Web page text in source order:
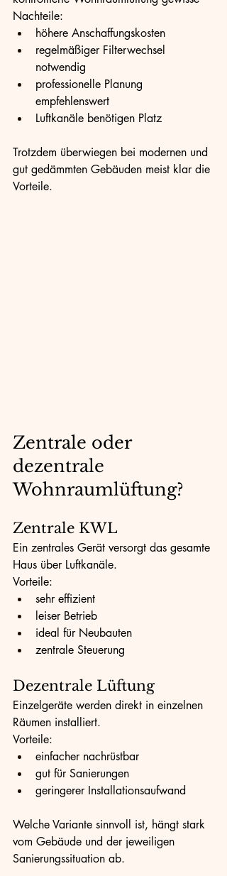
Nachteile:
höhere Anschaffungskosten
regelmäßiger Filterwechsel
notwendig
professionelle Planung
empfehlenswert
Luftkanäle benötigen Platz
Trotzdem überwiegen bei modernen und
gut gedämmten Gebäuden meist klar die
Vorteile.
Zentrale oder
dezentrale
Wohnraumlüftung?
Zentrale KWL
Ein zentrales Gerät versorgt das gesamte
Haus über Luftkanäle.
Vorteile:
sehr effizient
leiser Betrieb
ideal für Neubauten
zentrale Steuerung
Dezentrale Lüftung
Einzelgeräte werden direkt in einzelnen
Räumen installiert.
Vorteile:
einfacher nachrüstbar
gut für Sanierungen
geringerer Installationsaufwand
Welche Variante sinnvoll ist, hängt stark
vom Gebäude und der jeweiligen
Sanierungssituation ab.